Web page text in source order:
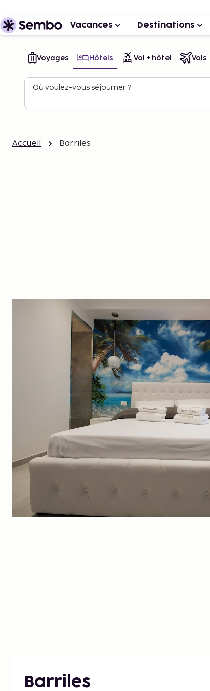
Vacances Destinations
Voyages Hôtels Vol + hôtel Vols
Où voulez-vous séjourner ?
Accueil Barriles
Barriles